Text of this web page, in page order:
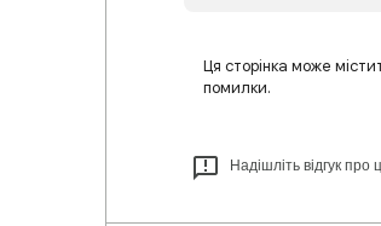
Ця сторінка може
помилки.
Надішліть відгук про